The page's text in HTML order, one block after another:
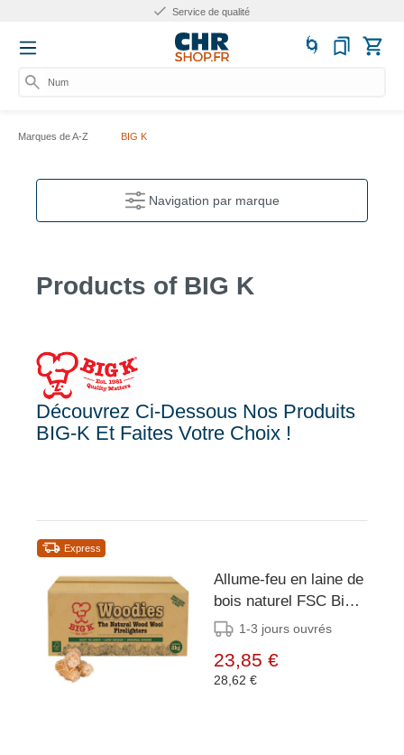
Service de qualité
Numér
Marques de A-Z BIG K
Navigation par marque
Products of BIG K
Découvrez Ci-Dessous Nos Produits
BIG-K Et Faites Votre Choix !
Express
Allume-feu en laine de
bois naturel FSC Big K
Woodies 2Kg
1-3 jours ouvrés
23,85 €
28,62 €